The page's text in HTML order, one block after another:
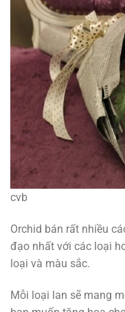
cvb
Orchid bán rất nhiều
đạo nhất với các loại
loại và màu sắc.
Mỗi loại lan sẽ mang